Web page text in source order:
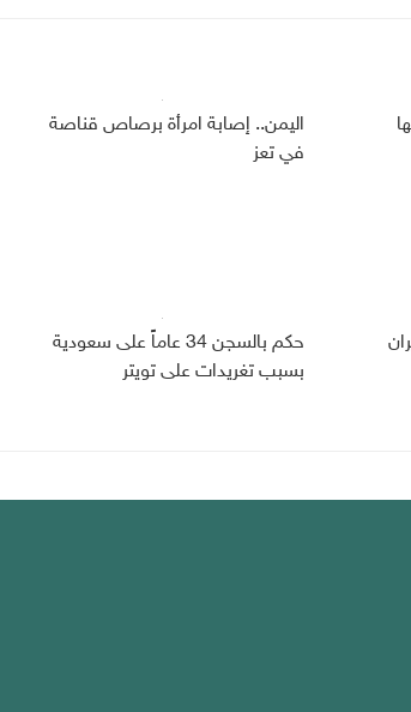
اليمن.. إصابة امرأة برصاص قناصة
في تعز
حكم بالسجن 34 عاماً على سعودية
بسبب تغريدات على تويتر